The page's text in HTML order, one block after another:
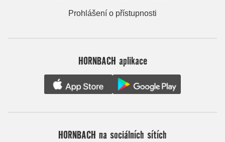
Prohlášení o přístupnosti
HORNBACH aplikace
HORNBACH na sociálních sítích